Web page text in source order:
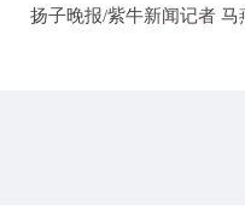
扬子晚报/紫牛新闻记者 马